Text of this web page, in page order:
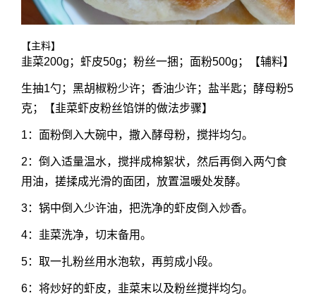
【主料】
韭菜200g；虾皮50g；粉丝一捆；面粉500g；【辅料】
生抽1勺；黑胡椒粉少许；香油少许；盐半匙；酵母粉5
克；【韭菜虾皮粉丝馅饼的做法步骤】
1：面粉倒入大碗中，撒入酵母粉，搅拌均匀。
2：倒入适量温水，搅拌成棉絮状，然后再倒入两勺食
用油，搓揉成光滑的面团，放置温暖处发酵。
3：锅中倒入少许油，把洗净的虾皮倒入炒香。
4：韭菜洗净，切末备用。
5：取一扎粉丝用水泡软，再剪成小段。
6：将炒好的虾皮，韭菜末以及粉丝搅拌均匀。